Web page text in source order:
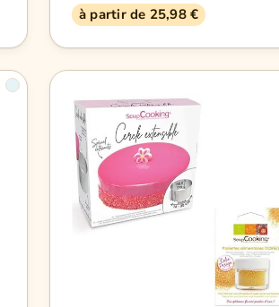
à partir de 25,98 €